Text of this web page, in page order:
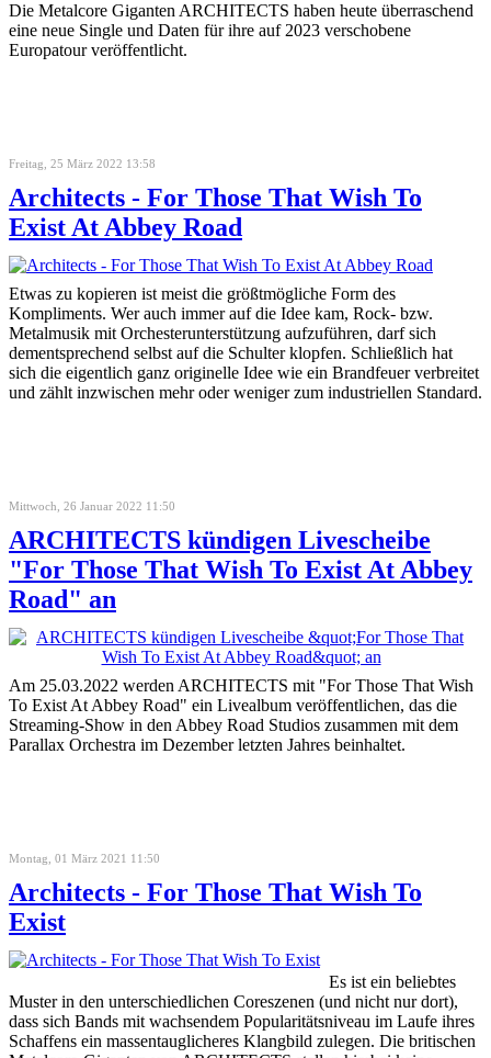
Die Metalcore Giganten ARCHITECTS haben heute überraschend
eine neue Single und Daten für ihre auf 2023 verschobene
Europatour veröffentlicht.
Freitag, 25 März 2022 13:58
Architects - For Those That Wish To
Exist At Abbey Road
Etwas zu kopieren ist meist die größtmögliche Form des
Kompliments. Wer auch immer auf die Idee kam, Rock- bzw.
Metalmusik mit Orchesterunterstützung aufzuführen, darf sich
dementsprechend selbst auf die Schulter klopfen. Schließlich hat
sich die eigentlich ganz originelle Idee wie ein Brandfeuer verbreitet
und zählt inzwischen mehr oder weniger zum industriellen Standard.
Mittwoch, 26 Januar 2022 11:50
ARCHITECTS kündigen Livescheibe
"For Those That Wish To Exist At Abbey
Road" an
Am 25.03.2022 werden ARCHITECTS mit "For Those That Wish
To Exist At Abbey Road" ein Livealbum veröffentlichen, das die
Streaming-Show in den Abbey Road Studios zusammen mit dem
Parallax Orchestra im Dezember letzten Jahres beinhaltet.
Montag, 01 März 2021 11:50
Architects - For Those That Wish To
Exist
Es ist ein beliebtes
Muster in den unterschiedlichen Coreszenen (und nicht nur dort),
dass sich Bands mit wachsendem Popularitätsniveau im Laufe ihres
Schaffens ein massentauglicheres Klangbild zulegen. Die britischen